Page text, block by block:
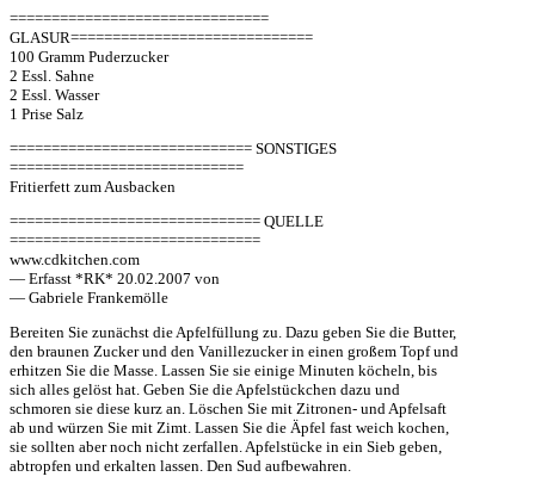
===============================
GLASUR=============================
100 Gramm Puderzucker
2 Essl. Sahne
2 Essl. Wasser
1 Prise Salz
============================= SONSTIGES
============================
Fritierfett zum Ausbacken
============================== QUELLE
==============================
www.cdkitchen.com
— Erfasst *RK* 20.02.2007 von
— Gabriele Frankemölle
Bereiten Sie zunächst die Apfelfüllung zu. Dazu geben Sie die Butter,
den braunen Zucker und den Vanillezucker in einen großem Topf und
erhitzen Sie die Masse. Lassen Sie sie einige Minuten köcheln, bis
sich alles gelöst hat. Geben Sie die Apfelstückchen dazu und
schmoren sie diese kurz an. Löschen Sie mit Zitronen- und Apfelsaft
ab und würzen Sie mit Zimt. Lassen Sie die Äpfel fast weich kochen,
sie sollten aber noch nicht zerfallen. Apfelstücke in ein Sieb geben,
abtropfen und erkalten lassen. Den Sud aufbewahren.